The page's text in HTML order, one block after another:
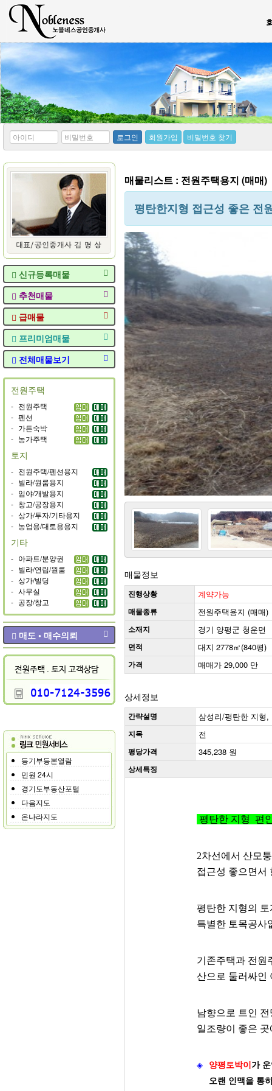
*
아
디
*
비
번
호
로그인 회원가입 비밀번호 찾기
신규등록매물
추천매물
급매물
프리미엄매물
전체매물보기
전원주택
- 전원주택
- 펜션
- 가든숙박
- 농가주택
토지
- 전원주택/펜션용지
- 빌라/원룸용지
- 임야/개발용지
- 창고/공장용지
- 상가/투자/기타용지
- 농업용/대토용용지
기타
- 아파트/분양권
- 빌라/연립/원룸
- 상가/빌딩
- 사무실
- 공장/창고
매도 • 매수의뢰
등기부등본열람
민원 24시
경기도부동산포털
다음지도
온나라지도
매물리스트 : 전원주택용지 (매매)
평탄한지형 접근성 좋은 전
매물정보
진행상황 계약가능
매물종류 전원주택용지 (매매)
소재지 경기 양평군 청운면
면적 대지 2778㎡(840평)
가격 매매가 29,000 만
상세정보
간략설명 삼성리/평탄한 지형
지목 전
평당가격 345,238 원
상세특징
평탄한 지형 편
2차선에서 산모
접근성 좋으면서
평탄한 지형의 토
특별한 토목공사
기존주택과 전원
산으로 둘러싸인
남향으로 트인
일조량이 좋은
◈ 양평토박이 가
오랜 인맥을 통